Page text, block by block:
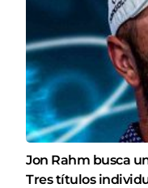
Jon Rahm busca
Tres títulos